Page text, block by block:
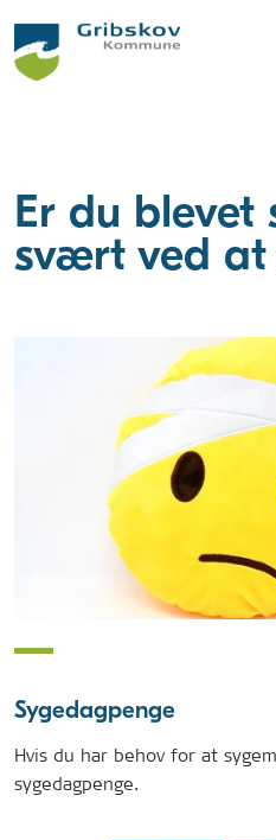
Er du blevet
svært ved at
Sygedagpenge
Hvis du har behov for at
sygedagpenge.